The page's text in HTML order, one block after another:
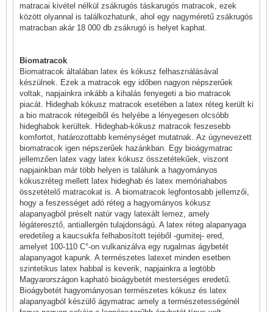
matracai kivétel nélkül zsákrugós táskarugós matracok, ezek
között olyannal is találkozhatunk, ahol egy nagyméretű zsákrugós
matracban akár 18 000 db zsákrugó is helyet kaphat.
Biomatracok
Biomatracok általában latex és kókusz felhasználásával
készülnek. Ezek a matracok egy időben nagyon népszerűek
voltak, napjainkra inkább a kihalás fenyegeti a bio matracok
piacát. Hideghab kókusz matracok esetében a latex réteg került ki
a bio matracok rétegeiből és helyébe a lényegesen olcsóbb
hideghabok kerültek. Hideghab-kókusz matracok feszesebb
komfortot, határozottabb keménységet mutatnak. Az úgynevezett
biomatracok igen népszerűek hazánkban. Egy bioágymatrac
jellemzően latex vagy latex kókusz összetétekűek, viszont
napjainkban már több helyen is találunk a hagyományos
kókuszréteg mellett latex hideghab és latex memóriahabos
összetételő matracokat is. A biomatracok legfontosabb jellemzői,
hogy a feszességet adó réteg a hagyományos kókusz
alapanyagból préselt natúr vagy latexált lemez, amely
légáteresztő, antiallergén tulajdonságú. A latex réteg alapanyaga
eredetileg a kaucsukfa felhabosított tejéből -gumitej- ered,
amelyet 100-110 C°-on vulkanizálva egy rugalmas ágybetét
alapanyagot kapunk. A természetes latexet minden esetben
szintetikus latex habbal is keverik, napjainkra a legtöbb
Magyarországon kapható bioágybetét mesterséges eredetű.
Bioágybetét hagyományosan természetes kókusz és latex
alapanyagból készülő ágymatrac amely a természetességénél